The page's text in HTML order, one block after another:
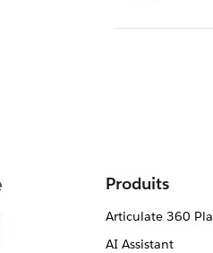
votre langue
Produits
Articulate 360
AI Assistant